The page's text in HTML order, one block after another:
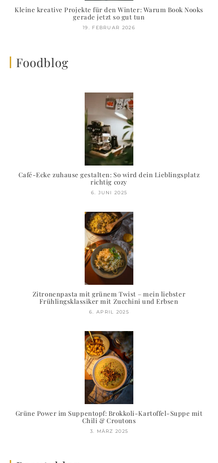
Kleine kreative Projekte für den Winter: Warum Book Nooks
gerade jetzt so gut tun
19. FEBRUAR 2026
Foodblog
Café-Ecke zuhause gestalten: So wird dein Lieblingsplatz
richtig cozy
6. JUNI 2025
Zitronenpasta mit grünem Twist – mein liebster
Frühlingsklassiker mit Zucchini und Erbsen
6. APRIL 2025
Grüne Power im Suppentopf: Brokkoli-Kartoffel-Suppe mit
Chili & Croutons
3. MÄRZ 2025